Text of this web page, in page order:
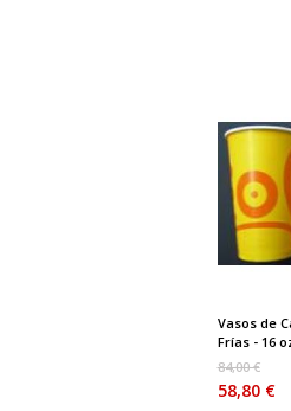
Vasos de
Frías - 16
84,00 €
58,80 €